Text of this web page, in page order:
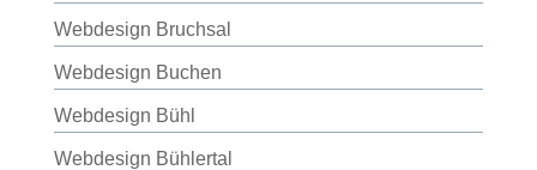
Webdesign Bruchsal
Webdesign Buchen
Webdesign Bühl
Webdesign Bühlertal